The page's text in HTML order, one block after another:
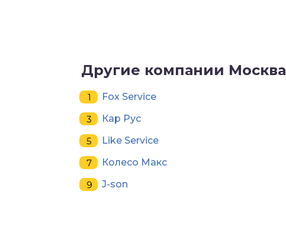
Другие компании Москва
Fox Service
Кар Рус
Like Service
Колесо Макс
J-son